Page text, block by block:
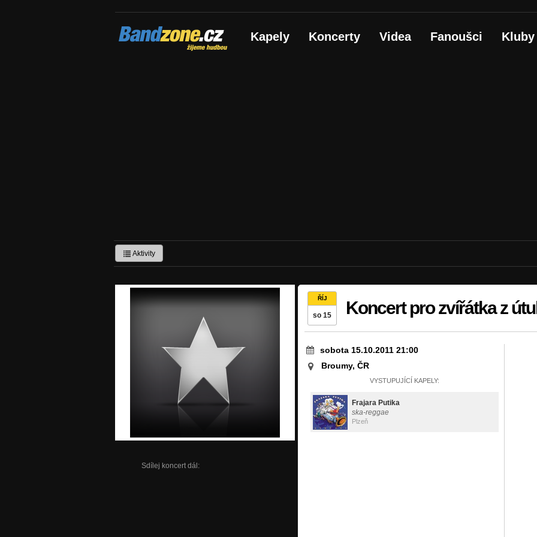
Bandzone.cz
žijeme hudbou Kapely Koncerty Videa Fanoušci Kluby
Aktivity
Sdílej koncert dál:
ŘÍJ
so 15 Koncert pro zvířátka z
sobota 15.10.2011 21:00
Broumy, ČR
VYSTUPUJÍCÍ KAPELY:
Frajara Putika
ska-reggae
Plzeň